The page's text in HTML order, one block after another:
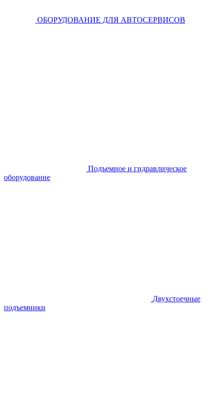
ОБОРУДОВАНИЕ ДЛЯ АВТОСЕРВИСОВ
Подъемное и гидравлическое
оборудование
Двухстоечные
подъемники